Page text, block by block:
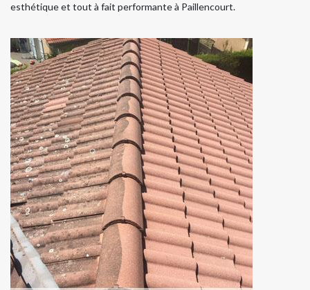
esthétique et tout à fait performante à Paillencourt.